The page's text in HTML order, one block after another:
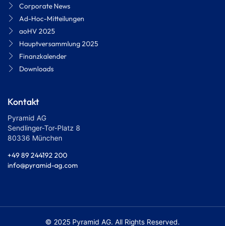
Corporate News
Ad-Hoc-Mitteilungen
aoHV 2025
Hauptversammlung 2025
Finanzkalender
Downloads
Kontakt
Pyramid AG
Sendlinger-Tor-Platz 8
80336 München
+49 89 244192 200
info@pyramid-ag.com
© 2025 Pyramid AG. All Rights Reserved.